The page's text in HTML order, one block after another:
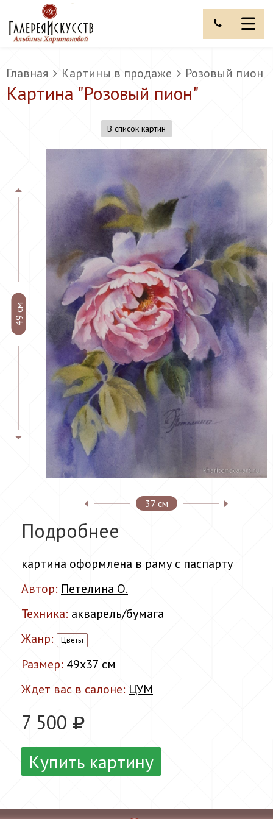
Главная Картины в продаже Розовый пион
Картина "Розовый пион"
В список картин
37 см
49 см
Подробнее
картина оформлена в раму с паспарту
Автор: Петелина О.
Техника: акварель/бумага
Жанр:
Цветы
Размер: 49x37 см
Ждет вас в салоне: ЦУМ
7 500
Купить картину